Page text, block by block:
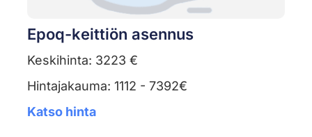
Epoq-keittiön asennus
Keskihinta: 3223 €
Hintajakauma: 1112 - 7392€
Katso hinta